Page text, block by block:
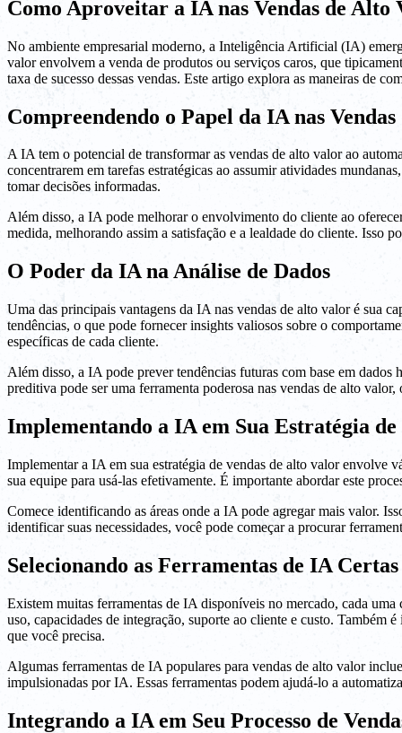
Como Aproveitar a IA nas Vendas de Alto
No ambiente empresarial moderno, a Inteligência Artificial (IA)
valor envolvem a venda de produtos ou serviços caros, que
taxa de sucesso dessas vendas. Este artigo explora as maneiras de
Compreendendo o Papel da IA nas
A IA tem o potencial de transformar as vendas de alto valor ao
concentrarem em tarefas estratégicas ao assumir atividades
tomar decisões informadas.
Além disso, a IA pode melhorar o envolvimento do cliente ao
medida, melhorando assim a satisfação e a lealdade do cliente. Isso
O Poder da IA na Análise de Dados
Uma das principais vantagens da IA nas vendas de alto valor é sua
tendências, o que pode fornecer insights valiosos sobre o
específicas de cada cliente.
Além disso, a IA pode prever tendências futuras com base em dados
preditiva pode ser uma ferramenta poderosa nas vendas de alto
Implementando a IA em Sua Estratégia
Implementar a IA em sua estratégia de vendas de alto valor envolve
sua equipe para usá-las efetivamente. É importante abordar este
Comece identificando as áreas onde a IA pode agregar mais valor.
identificar suas necessidades, você pode começar a procurar
Selecionando as Ferramentas de IA Certas
Existem muitas ferramentas de IA disponíveis no mercado, cada
uso, capacidades de integração, suporte ao cliente e custo. Também
que você precisa.
Algumas ferramentas de IA populares para vendas de alto valor
impulsionadas por IA. Essas ferramentas podem ajudá-lo a
Integrando a IA em Seu Processo de